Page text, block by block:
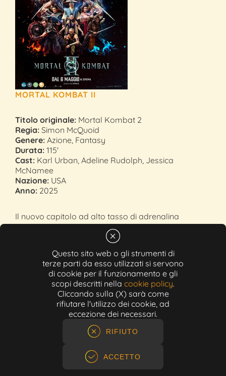
Questo sito web o gli strumenti di
terze parti da esso utilizzati si servono
di cookie per il funzionamento e gli
scopi descritti nella cookie policy.
Cliccando sulla (X) sarà come
rifiutare l'utilizzo dei cookie, ad
eccezione dei necessari.
RIFIUTO
ACCETTO
MORTAL KOMBAT II
Titolo originale: Mortal Kombat 2
Regia: Simon McQuoid
Genere: Azione, Fantasy
Durata: 115'
Cast: Karl Urban, Adeline Rudolph, Jessica
McNamee
Nazione: USA
Anno: 2025
Il nuovo capitolo ad alto tasso di adrenalina
dell'acclamato franchise videoludico che torna sul
grande schermo con tutta la sua brutale potenza.
Questa volta, i campioni più amati dai fan - ora
affiancati da Johnny Cage in persona - si affrontano
in un'epica battaglia all'ultimo sangue per fermare il
dominio oscuro di Shao Kahn, una minaccia che
incombe sull'esistenza stessa del Regno della Terra
e dei suoi difensori.
GUARDA IL TRAILER